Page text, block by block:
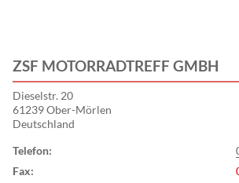
ZSF MOTORRADTREFF GMBH
Dieselstr. 20
61239 Ober-Mörlen
Deutschland
Telefon:
Fax: